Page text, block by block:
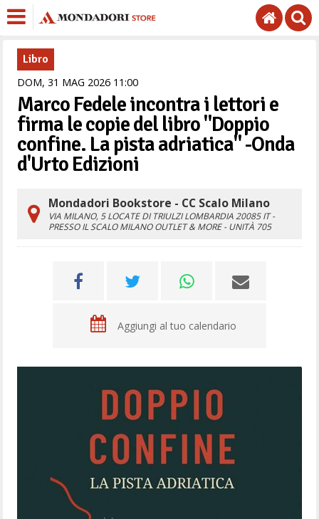
Libro
DOM,31 MAG 2026 1100
Marco Fedele incontra i lettori e
firma le copie del libro "Doppio
confine. La pista adriatica" -Onda
d'Urto Edizioni
Mondadori Bookstore - CC Scalo Milano
VIA MILANO, 5LOCATE DI TRIULZI LOMBARDIA 20085 IT -
PRESSO IL SCALO MILANO OUTLET & MORE - UNITÀ 705
Aggiungi al tuo calendario